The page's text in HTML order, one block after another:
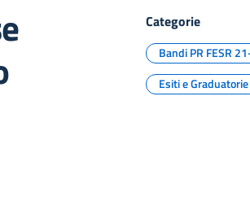
Categorie
Bandi PR FESR
Esiti e Graduatorie